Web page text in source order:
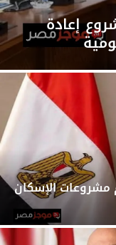
إعادة
مشروعات الإسكان